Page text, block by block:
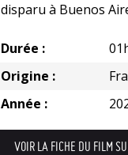
disparu à Buenos
Durée :
Origine :
Année :
VOIR LA FICHE DU FILM